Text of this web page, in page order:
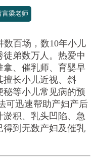
言梁老师
百场，数10年小儿
弟数万人。热爱中
拿、催乳师、育婴早
擅长小儿近视、斜
等小儿常见病的预
可迅速帮助产妇产后
积、乳头凹陷、急
得到无数产妇及催乳